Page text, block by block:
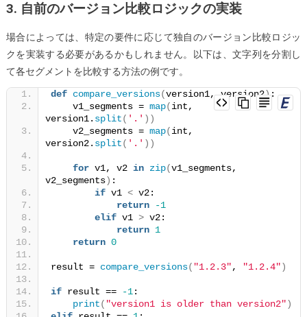
3. 自前のバージョン比較ロジックの実装
場合によっては、特定の要件に応じて独自のバージョン比較ロジッ
クを実装する必要があるかもしれません。以下は、文字列を分割し
て各セグメントを比較する方法の例です。
def compare_versions(version1, version2):
    v1_segments =
map(int,
version1. split( '.' ))
    v2_segments =
map(int,
version2. split( '.' ))
for v1, v2 in zip(v1_segments,
v2_segments) :
if v1 < v2:
return
-1
elif v1 > v2:
return 1
return 0
result = compare_versions( "1.2.3", "1.2.4")
if result == -1:
print( "version1 is older than version2")